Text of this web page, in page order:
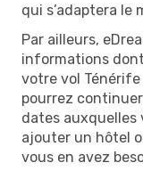
qui s’adaptera le
Par ailleurs,
informations
votre vol
pourrez
dates auxquelles
ajouter un hôtel
vous en avez